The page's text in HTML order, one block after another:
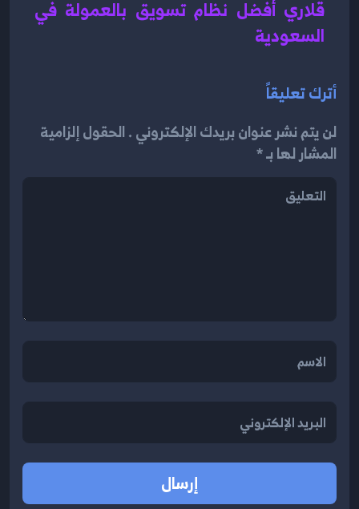
السعودية
أترك تعليقاً
لن يتم نشر عنوان بريدك الإلكتروني . الحقول إلزامية
المشار لها بـ *
إرسال